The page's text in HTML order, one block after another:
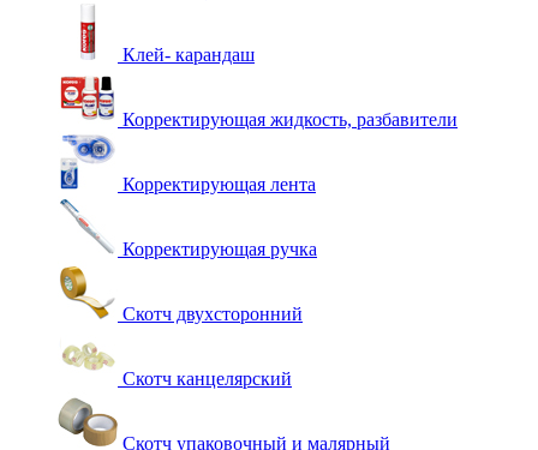
Клей- карандаш
Корректирующая жидкость, разбавители
Корректирующая лента
Корректирующая ручка
Скотч двухсторонний
Скотч канцелярский
Скотч упаковочный и малярный